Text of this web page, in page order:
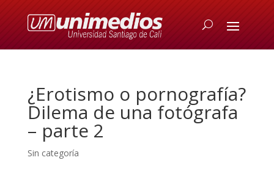
¿Erotismo o pornografía?
Dilema de una fotógrafa
– parte 2
Sin categoría